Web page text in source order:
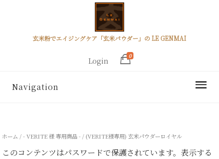
玄米粉でエイジングケア「玄米パウダー」の LE GENMAI
Login
0
Navigation
ホーム /- VERITE 様 専用商品 - / (VERITE様専用) 玄米パウダーロイヤル
このコンテンツはパスワードで保護されています。表示する